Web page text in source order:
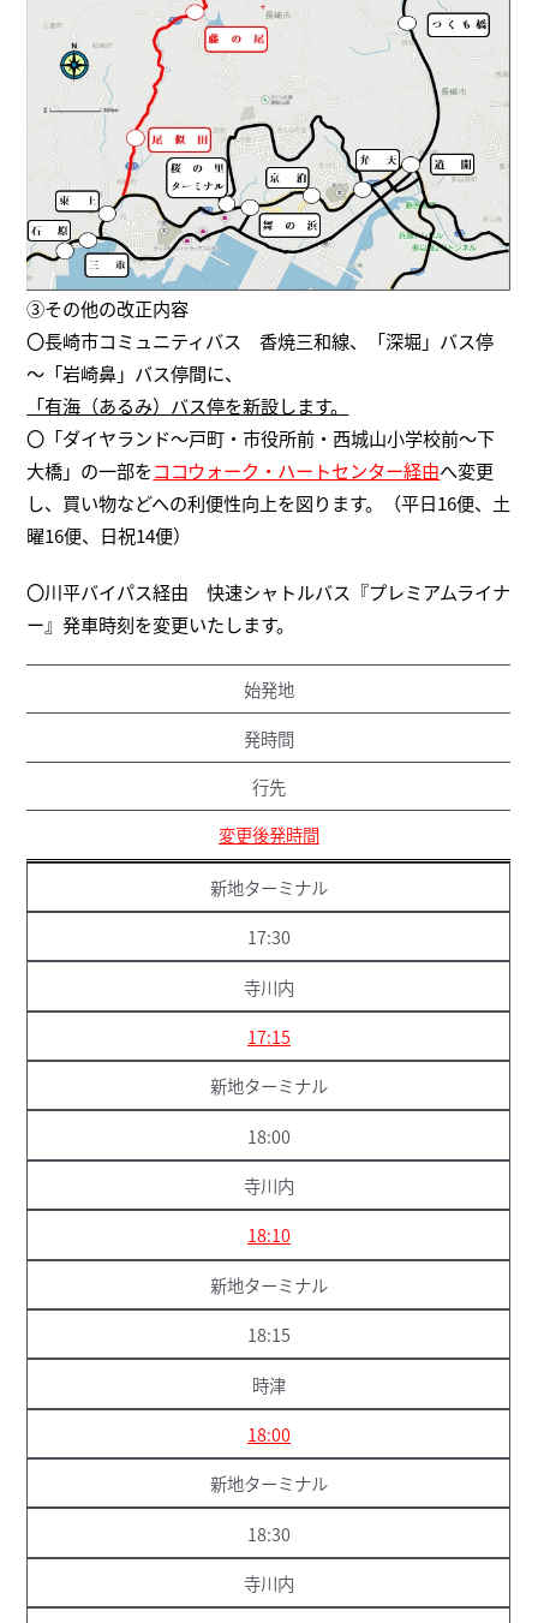
③その他の改正内容
〇長崎市コミュニティバス 香焼三和線、「深堀」バス停
～「岩崎鼻」バス停間に、
「有海（あるみ）バス停を新設します。
〇「ダイヤランド～戸町・市役所前・西城山小学校前～下
大橋」の一部をココウォーク・ハートセンター経由へ変更
し、買い物などへの利便性向上を図ります。（平日16便、土
曜16便、日祝14便）
〇川平バイパス経由 快速シャトルバス『プレミアムライナ
ー』発車時刻を変更いたします。
始発地
発時間
行先
変更後発時間
新地ターミナル
17:30
寺川内
17:15
新地ターミナル
18:00
寺川内
18:10
新地ターミナル
18:15
時津
18:00
新地ターミナル
18:30
寺川内